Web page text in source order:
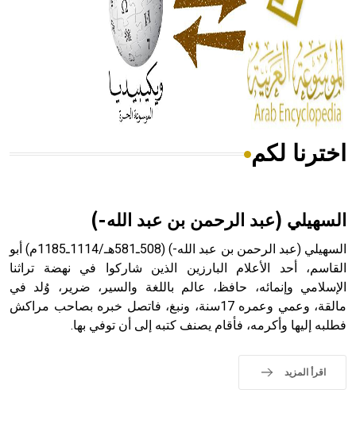
- هل تعلم أن المرجان إفراز حيواني يتكون في البحر ويتركب
من مادة كربونات الكلسيوم، وهو أحمر أو شديد الحمرة وهو
أجود أنواعه، ويمتاز بكبر الحجم ويسمى الش
هل تعلم أن الأبسيد كلمة فرنسية اللفظ تم اعتمادها مصطلحاً
- هل تعلم أن أبجر Abgar اسم معروف جيداً يعود إلى عدد من
الملوك الذين حكموا مدينة إديسا (الرها) من أبجر الأول وحتى
التاسع، وهم ينتسبون إلى أسرة أوسروين
اخترنا لكم
السهيلي (عبد الرحمن بن عبد الله-)
السهيلي (عبد الرحمن بن عبد الله-) (508ـ581هـ/1114ـ1185م) أبو
القاسم، أحد الأعلام البارزين الذين شاركوا في نهضة تراثنا
الإسلامي وإنمائه، حافظ، عالم باللغة والسير، ضرير، وُلد في
مالقة، وعمي وعمره 17سنة، ونبغ، فاتصل خبره بصاحب مراكش
فطلبه إليها وأكرمه، فأقام يصنف كتبه إلى أن توفي بها.
اقرأ المزيد